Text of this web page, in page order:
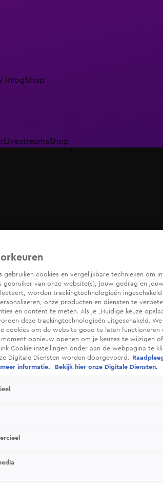
inlogShop
LivestreamsShop
gebruiken cookies en vergelijkbare technieken om
gebruiker van onze website(s), jouw gedrag en
worden trackingtechnologieën
onze producten en diensten te
en content te meten. Als je „Huidige keuze
deze trackingtechnologieën uitgeschakeld. We
cookies om de website goed te laten functioneren
opnieuw openen om je keuzes te wijzigen
Cookie-instellingen onder aan de webpagina te
Digitale Diensten worden doorgevoerd.
informatie.
Bekijk hier onze Digitale Diensten.